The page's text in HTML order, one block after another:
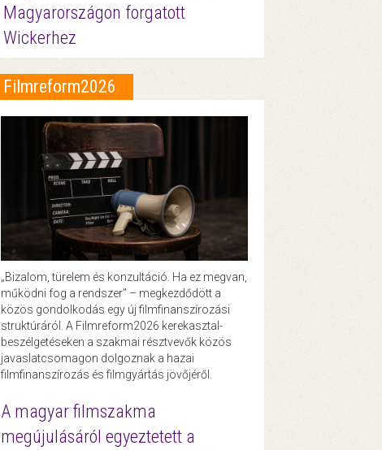
Magyarországon forgatott
Wickerhez
Filmreform2026
„Bizalom, türelem és konzultáció. Ha ez megvan,
működni fog a rendszer” – megkezdődött a
közös gondolkodás egy új filmfinanszírozási
struktúráról. A Filmreform2026 kerekasztal-
beszélgetéseken a szakmai résztvevők közös
javaslatcsomagon dolgoznak a hazai
filmfinanszírozás és filmgyártás jövőjéről.
A magyar filmszakma
megújulásáról egyeztetett a